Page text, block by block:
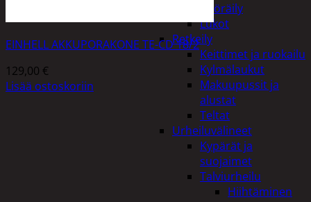
Polkupyöräily
Lukot
Retkeily
Keittimet ja ruokailu
Kylmälaukut
Makuupussit ja
alustat
Teltat
Urheiluvälineet
Kypärät ja
suojaimet
Talviurheilu
Hiihtäminen
EINHELL AKKUPORAKONE TE-CD 18/2
129,00 €
Lisää ostoskoriin